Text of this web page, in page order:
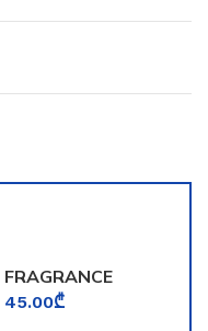
FRAGRANCE
WORLD ECLAT
45.00₾